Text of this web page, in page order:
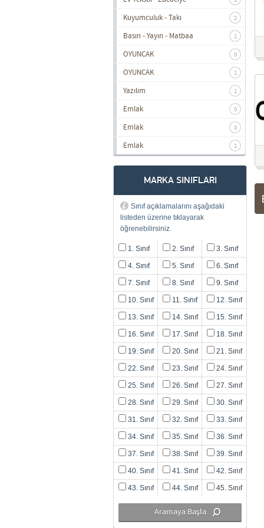
Kuyumculuk - Takı 2
Basın - Yayın - Matbaa 1
OYUNCAK 0
OYUNCAK 1
Yazılım 1
Emlak 0
Emlak 0
Emlak 1
MARKA SINIFLARI
Sınıf açıklamalarını aşağıdaki
listeden üzerine tıklayarak
öğrenebilirsiniz.
1. Sınıf 2. Sınıf 3. Sınıf
4. Sınıf 5. Sınıf 6. Sınıf
7. Sınıf 8. Sınıf 9. Sınıf
10. Sınıf 11. Sınıf 12. Sınıf
13. Sınıf 14. Sınıf 15. Sınıf
16. Sınıf 17. Sınıf 18. Sınıf
19. Sınıf 20. Sınıf 21. Sınıf
22. Sınıf 23. Sınıf 24. Sınıf
25. Sınıf 26. Sınıf 27. Sınıf
28. Sınıf 29. Sınıf 30. Sınıf
31. Sınıf 32. Sınıf 33. Sınıf
34. Sınıf 35. Sınıf 36. Sınıf
37. Sınıf 38. Sınıf 39. Sınıf
40. Sınıf 41. Sınıf 42. Sınıf
43. Sınıf 44. Sınıf 45. Sınıf